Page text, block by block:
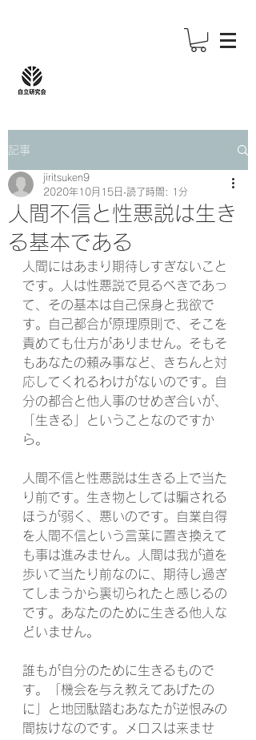
記事
人間不信と性悪説は生き
る基本である
jiritsuken9
2020年10月15日 読了時間: 1分
人間にはあまり期待しすぎないこと
です。人は性悪説で見るべきであっ
て、その基本は自己保身と我欲で
す。自己都合が原理原則で、そこを
責めても仕方がありません。そもそ
もあなたの頼み事など、きちんと対
応してくれるわけがないのです。自
分の都合と他人事のせめぎ合いが、
「生きる」ということなのですか
ら。
人間不信と性悪説は生きる上で当た
り前です。生き物としては騙される
ほうが弱く、悪いのです。自業自得
を人間不信という言葉に置き換えて
も事は進みません。人間は我が道を
歩いて当たり前なのに、期待し過ぎ
てしまうから裏切られたと感じるの
です。あなたのために生きる他人な
どいません。
誰もが自分のために生きるもので
す。「機会を与え教えてあげたの
に」と地団駄踏むあなたが逆恨みの
間抜けなのです。メロスは来ませ